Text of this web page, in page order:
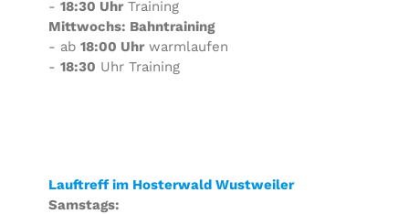
- 18:30 UhrTraining
Mittwochs: Bahntraining
- ab 18:00 Uhrwarmlaufen
- 18:30 Uhr Training
Lauftreff im Hosterwald Wustweiler
Samstags: